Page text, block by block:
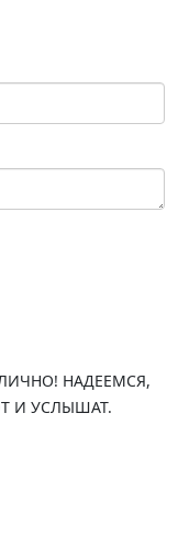
НАДЕЕМСЯ,
И УСЛЫШАТ.